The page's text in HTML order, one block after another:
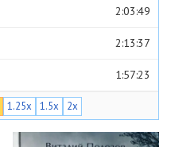
2:03:49
2:13:37
1:57:23
2:01:04
1.25x 1.5x 2x